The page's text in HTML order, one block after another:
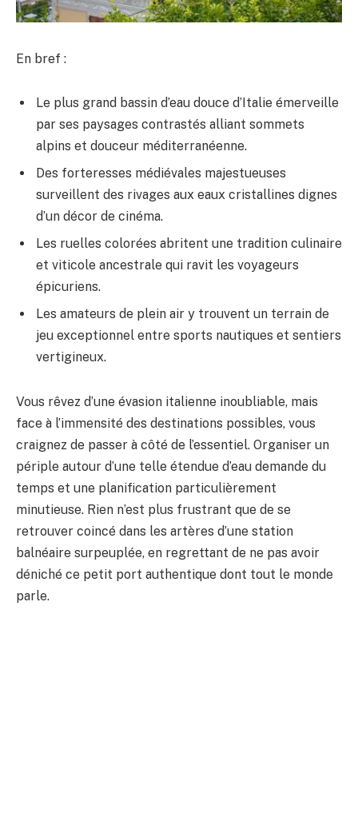
En bref :
Le plus grand bassin d’eau douce d’Italie émerveille
par ses paysages contrastés alliant sommets
alpins et douceur méditerranéenne.
Des forteresses médiévales majestueuses
surveillent des rivages aux eaux cristallines dignes
d’un décor de cinéma.
Les ruelles colorées abritent une tradition culinaire
et viticole ancestrale qui ravit les voyageurs
épicuriens.
Les amateurs de plein air y trouvent un terrain de
jeu exceptionnel entre sports nautiques et sentiers
vertigineux.
Vous rêvez d’une évasion italienne inoubliable, mais
face à l’immensité des destinations possibles, vous
craignez de passer à côté de l’essentiel. Organiser un
périple autour d’une telle étendue d’eau demande du
temps et une planification particulièrement
minutieuse. Rien n’est plus frustrant que de se
retrouver coincé dans les artères d’une station
balnéaire surpeuplée, en regrettant de ne pas avoir
déniché ce petit port authentique dont tout le monde
parle.